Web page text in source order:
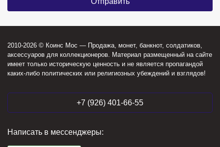
2010-2026 © Коинс Мос — Продажа, монет, банкнот, солдатиков,
аксессуаров для коллекционеров. Материал размещенный на сайте
имеет только историческую ценность и не является пропагандой
каких-либо политических или религиозных убеждений и взглядов!
+7 (926) 401-66-55
Написать в мессенджеры: